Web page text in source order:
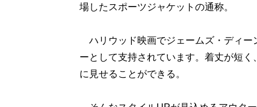
場したスポーツジャケットの通称。
ハリウッド映画でジェームズ・ディー
ーとして支持されています。着丈が短
に見せることができる。